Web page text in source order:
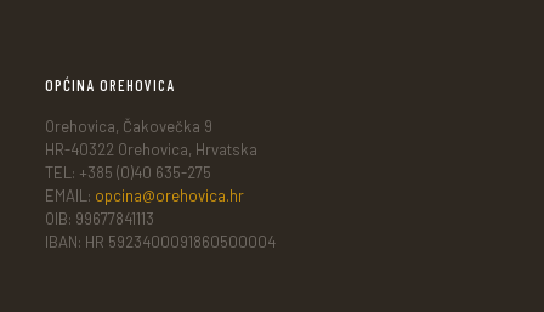
OPĆINA OREHOVICA
Orehovica, Čakovečka 9
HR-40322 Orehovica, Hrvatska
TEL: +385 (0)40 635-275
EMAIL: opcina@orehovica.hr
OIB: 99677841113
IBAN: HR 5923400091860500004